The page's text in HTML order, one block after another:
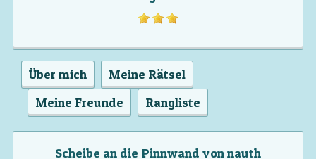
Über mich
Meine Rätsel
Meine Freunde
Rangliste
Scheibe an die Pinnwand von nauth